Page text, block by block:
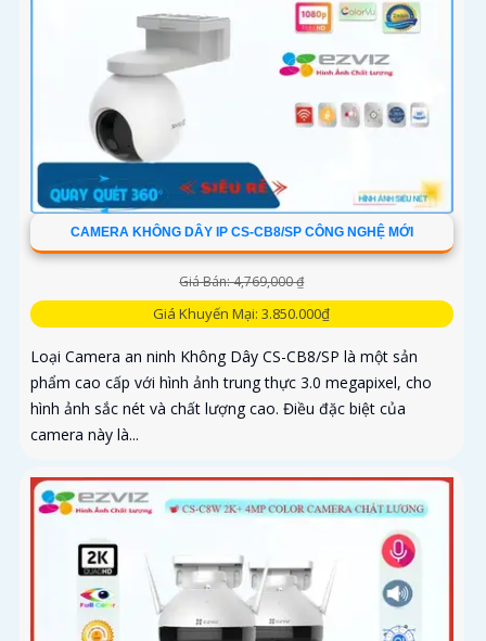
CAMERA KHÔNG DÂY IP CS-CB8/SP CÔNG NGHỆ MỚI
Giá Bán: 4,769,000 ₫
Giá Khuyến Mại: 3.850.000₫
Loại Camera an ninh Không Dây CS-CB8/SP là một sản
phẩm cao cấp với hình ảnh trung thực 3.0 megapixel, cho
hình ảnh sắc nét và chất lượng cao. Điều đặc biệt của
camera này là...